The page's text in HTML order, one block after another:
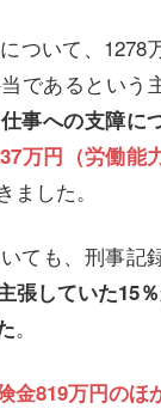
ついて、1278
であるという
事への支障に
万円（労働能
ました。
ても、刑事記
張していた15
。
金819万円のほ